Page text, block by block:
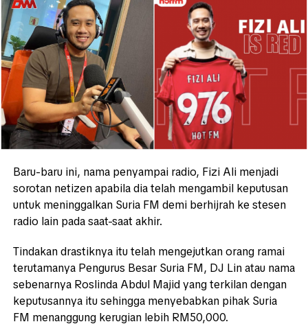
Baru-baru ini, nama penyampai radio, Fizi Ali menjadi
sorotan netizen apabila dia telah mengambil keputusan
untuk meninggalkan Suria FM demi berhijrah ke stesen
radio lain pada saat-saat akhir.
Tindakan drastiknya itu telah mengejutkan orang ramai
terutamanya Pengurus Besar Suria FM, DJ Lin atau nama
sebenarnya Roslinda Abdul Majid yang terkilan dengan
keputusannya itu sehingga menyebabkan pihak Suria
FM menanggung kerugian lebih RM50,000.